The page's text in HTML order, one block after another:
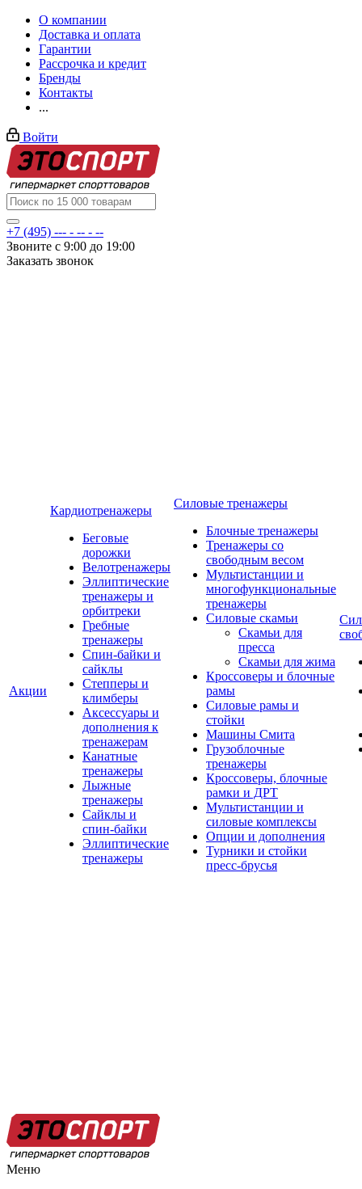
О компании
Доставка и оплата
Гарантии
Рассрочка и кредит
Бренды
Контакты
...
Войти
+7 (495) --- - -- - --
Звоните с 9:00 до 19:00
Заказать звонок
Акции
Кардиотренажеры
Беговые
дорожки
Велотренажеры
Эллиптические
тренажеры и
орбитреки
Гребные
тренажеры
Спин-байки и
сайклы
Степперы и
климберы
Аксессуары и
дополнения к
тренажерам
Канатные
тренажеры
Лыжные
тренажеры
Сайклы и
спин-байки
Эллиптические
тренажеры
Силовые тренажеры
Блочные тренажеры
Тренажеры со
свободным весом
Мультистанции и
многофункциональные
тренажеры
Силовые скамьи
Скамьи для
пресса
Скамьи для жима
Кроссоверы и блочные
рамы
Силовые рамы и
стойки
Машины Смита
Грузоблочные
тренажеры
Кроссоверы, блочные
рамки и ДРТ
Мультистанции и
силовые комплексы
Опции и дополнения
Турники и стойки
пресс-брусья
Меню